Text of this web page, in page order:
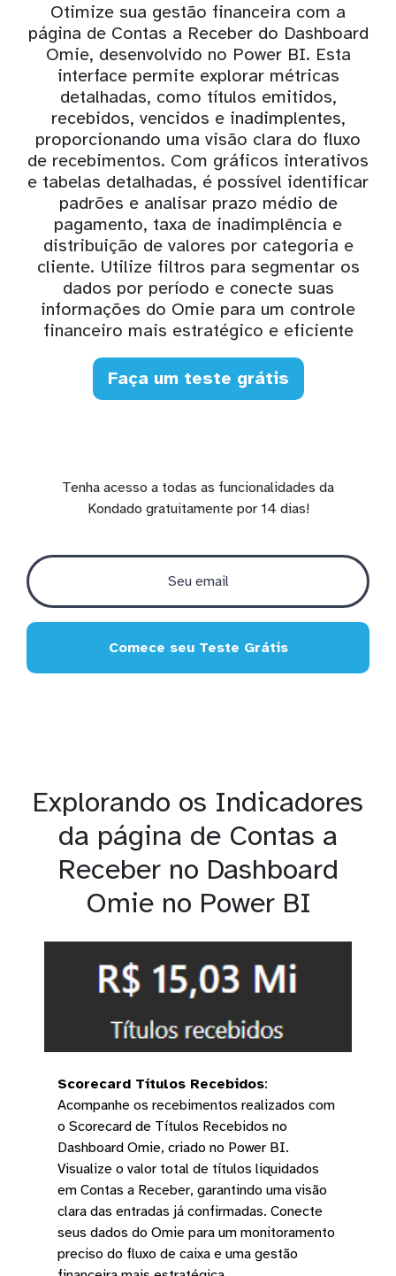
Otimize sua gestão financeira com a
página de Contas a Receber do Dashboard
Omie, desenvolvido no Power BI. Esta
interface permite explorar métricas
detalhadas, como títulos emitidos,
recebidos, vencidos e inadimplentes,
proporcionando uma visão clara do fluxo
de recebimentos. Com gráficos interativos
e tabelas detalhadas, é possível identificar
padrões e analisar prazo médio de
pagamento, taxa de inadimplência e
distribuição de valores por categoria e
cliente. Utilize filtros para segmentar os
dados por período e conecte suas
informações do Omie para um controle
financeiro mais estratégico e eficiente
Faça um teste grátis
Tenha acesso a todas as funcionalidades da
Kondado gratuitamente por 14 dias!
Comece seu Teste Grátis
Explorando os Indicadores
da página de Contas a
Receber no Dashboard
Omie no Power BI
Scorecard Títulos Recebidos:
Acompanhe os recebimentos realizados com
o Scorecard de Títulos Recebidos no
Dashboard Omie, criado no Power BI.
Visualize o valor total de títulos liquidados
em Contas a Receber, garantindo uma visão
clara das entradas já confirmadas. Conecte
seus dados do Omie para um monitoramento
preciso do fluxo de caixa e uma gestão